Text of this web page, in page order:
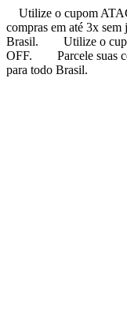
Utilize o cupom
compras em até 3x sem
Brasil.
Utilize o
OFF.
Parcele suas
para todo Brasil.